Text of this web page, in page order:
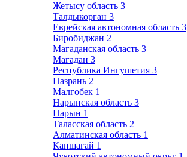
Жетысу область 3
Талдыкорган 3
Еврейская автономная область 3
Биробиджан 2
Магаданская область 3
Магадан 3
Республика Ингушетия 3
Назрань 2
Малгобек 1
Нарынская область 3
Нарын 1
Таласская область 2
Алматинская область 1
Капшагай 1